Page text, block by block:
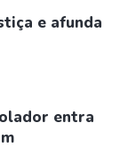
e afunda
entra